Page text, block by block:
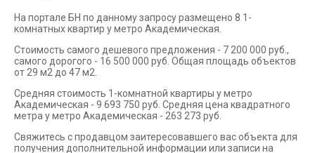
На портале БН по данному запросу размещено 8 1-
комнатных квартир у метро Академическая.
Стоимость самого дешевого предложения - 7 200 000 руб.,
самого дорогого - 16 500 000 руб. Общая площадь объектов
от 29 м2 до 47 м2.
Средняя стоимость 1-комнатной квартиры у метро
Академическая - 9 693 750 руб. Средняя цена квадратного
метра у метро Академическая - 263 273 руб.
Свяжитесь с продавцом заитересовавшего вас объекта для
получения дополнительной информации или записи на